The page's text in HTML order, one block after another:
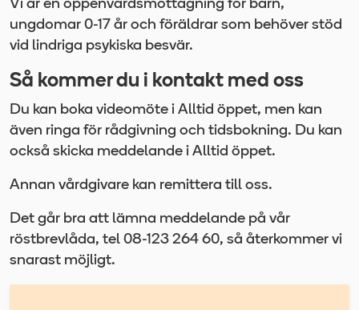
Vi är en öppenvårdsmottagning för barn,
ungdomar 0-17 år och föräldrar som behöver stöd
vid lindriga psykiska besvär.
Så kommer du i kontakt med oss
Du kan boka videomöte i Alltid öppet, men kan
även ringa för rådgivning och tidsbokning. Du kan
också skicka meddelande i Alltid öppet.
Annan vårdgivare kan remittera till oss.
Det går bra att lämna meddelande på vår
röstbrevlåda, tel 08-123 264 60, så återkommer vi
snarast möjligt.